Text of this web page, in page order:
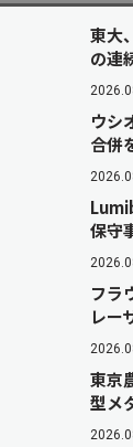
東大
の連
ウシ
合併
保守
フラ
レー
東京
型メ